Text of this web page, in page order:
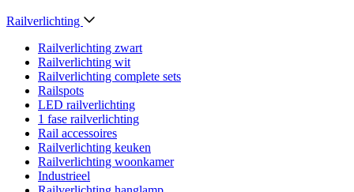
Railverlichting
Railverlichting zwart
Railverlichting wit
Railverlichting complete sets
Railspots
LED railverlichting
1 fase railverlichting
Rail accessoires
Railverlichting keuken
Railverlichting woonkamer
Industrieel